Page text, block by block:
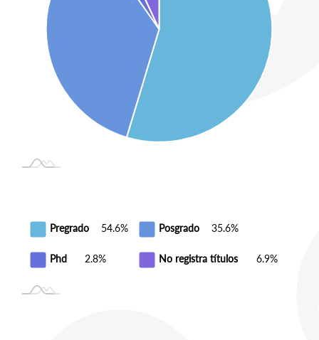
Pregrado 54.6% Posgrado 35.6%
Phd 2.8% No registra títulos 6.9%